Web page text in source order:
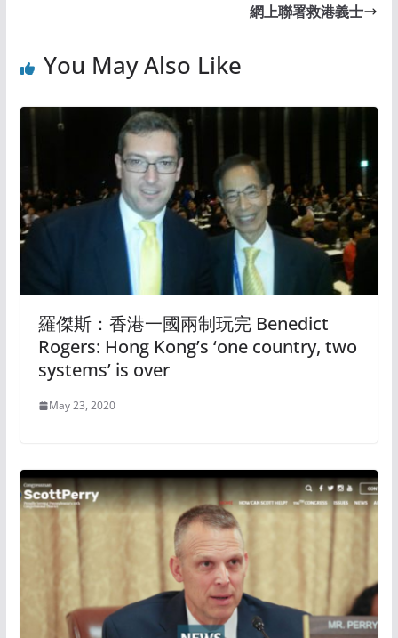
網上聯署救港義士
You May Also Like
羅傑斯：香港一國兩制玩完 Benedict
Rogers: Hong Kong’s ‘one country, two
systems’ is over
May 23, 2020